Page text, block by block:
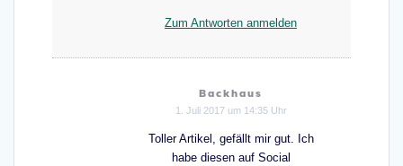
Zum Antworten anmelden
Backhaus
1. Juli 2017 um 14:35 Uhr
Toller Artikel, gefällt mir gut. Ich
habe diesen auf Social